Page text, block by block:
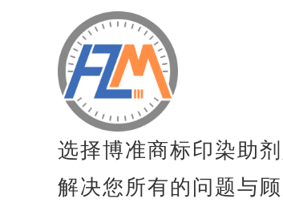
纺织品防风剂
纺织品防沉淀分散剂
纺织品抗凝聚剂
纺织品速干剂
纺织品膨胀剂
选择博准商标印染助
解决您所有的问题与